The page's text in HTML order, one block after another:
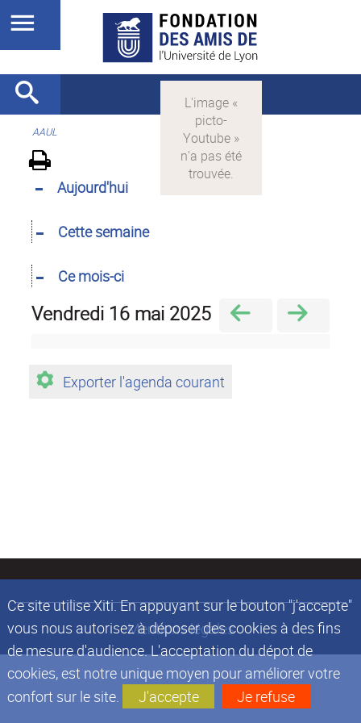
Ce site utilise Xiti. En appuyant sur le bouton "j'accepte"
vous nous autorisez à déposer des cookies à des fins
de mesure d'audience. L'acceptation du dépot de
cookies, est notre unique moyen pour améliorer votre
confort sur le site.
J'accepte Je refuse
AAUL
Aujourd'hui
Cette semaine
Ce mois-ci
vendredi 16 mai 2025
Exporter l'agenda courant
Mentions légales